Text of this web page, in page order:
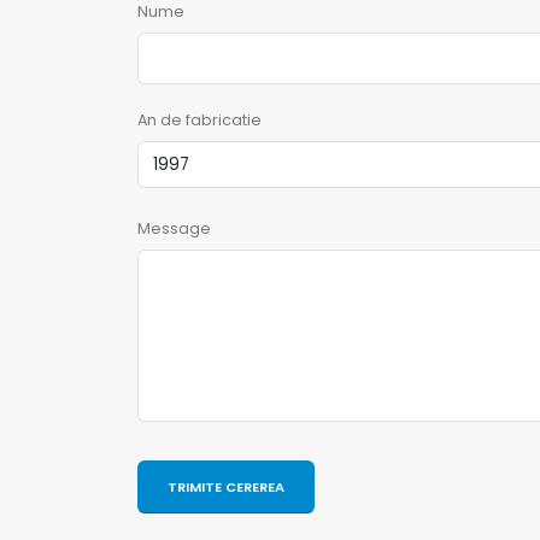
Nume
An de fabricatie
Message